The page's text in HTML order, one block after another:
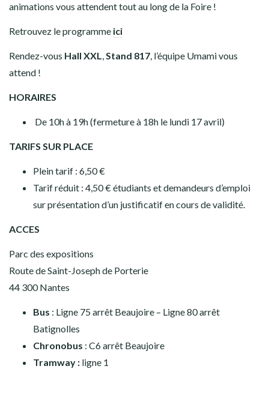
animations vous attendent tout au long de la Foire !
Retrouvez le programme ici
Rendez-vous Hall XXL,Stand 817, l’équipe Umami vous
attend !
HORAIRES
De 10h à 19h (fermeture à 18h le lundi 17 avril)
TARIFS SUR PLACE
Plein tarif : 6,50 €
Tarif réduit : 4,50 € étudiants et demandeurs d’emploi
sur présentation d’un justificatif en cours de validité.
ACCES
Parc des expositions
Route de Saint-Joseph de Porterie
44 300 Nantes
Bus : Ligne 75 arrêt Beaujoire – Ligne 80 arrêt
Batignolles
Chronobus : C6 arrêt Beaujoire
Tramway : ligne 1